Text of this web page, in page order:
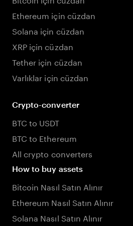
Ethereum için cüzdan
Solana için cüzdan
XRP için cüzdan
Tether için cüzdan
Varlıklar için cüzdan
Crypto-converter
BTC to USDT
BTC to Ethereum
All crypto converters
How to buy assets
Bitcoin Nasıl Satın Alınır
Ethereum Nasıl Satın Alınır
Solana Nasıl Satın Alınır